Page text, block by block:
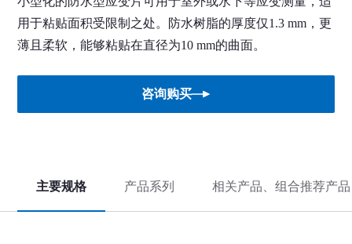
用于粘贴面积受限制之处。防水树脂的厚度仅1.3 mm，更
薄且柔软，能够粘贴在直径为10 mm的曲面。
咨询购买
主要规格 产品系列 相关产品、组合推荐产品